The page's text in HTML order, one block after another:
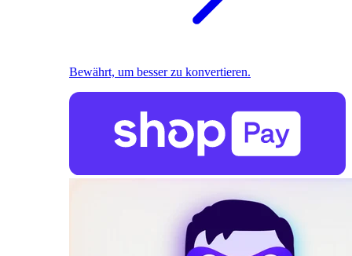
Bewährt, um besser zu konvertieren.